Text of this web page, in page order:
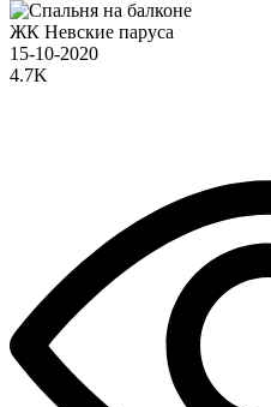
ЖК Невские паруса
15-10-2020
4.7K